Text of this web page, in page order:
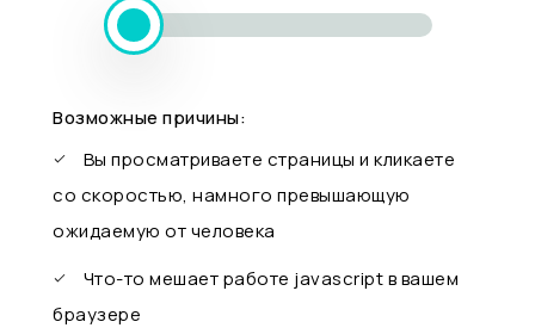
Возможные причины:
Вы просматриваете страницы и кликаете
со скоростью, намного превышающую
ожидаемую от человека
Что-то мешает работе javascript в вашем
браузере